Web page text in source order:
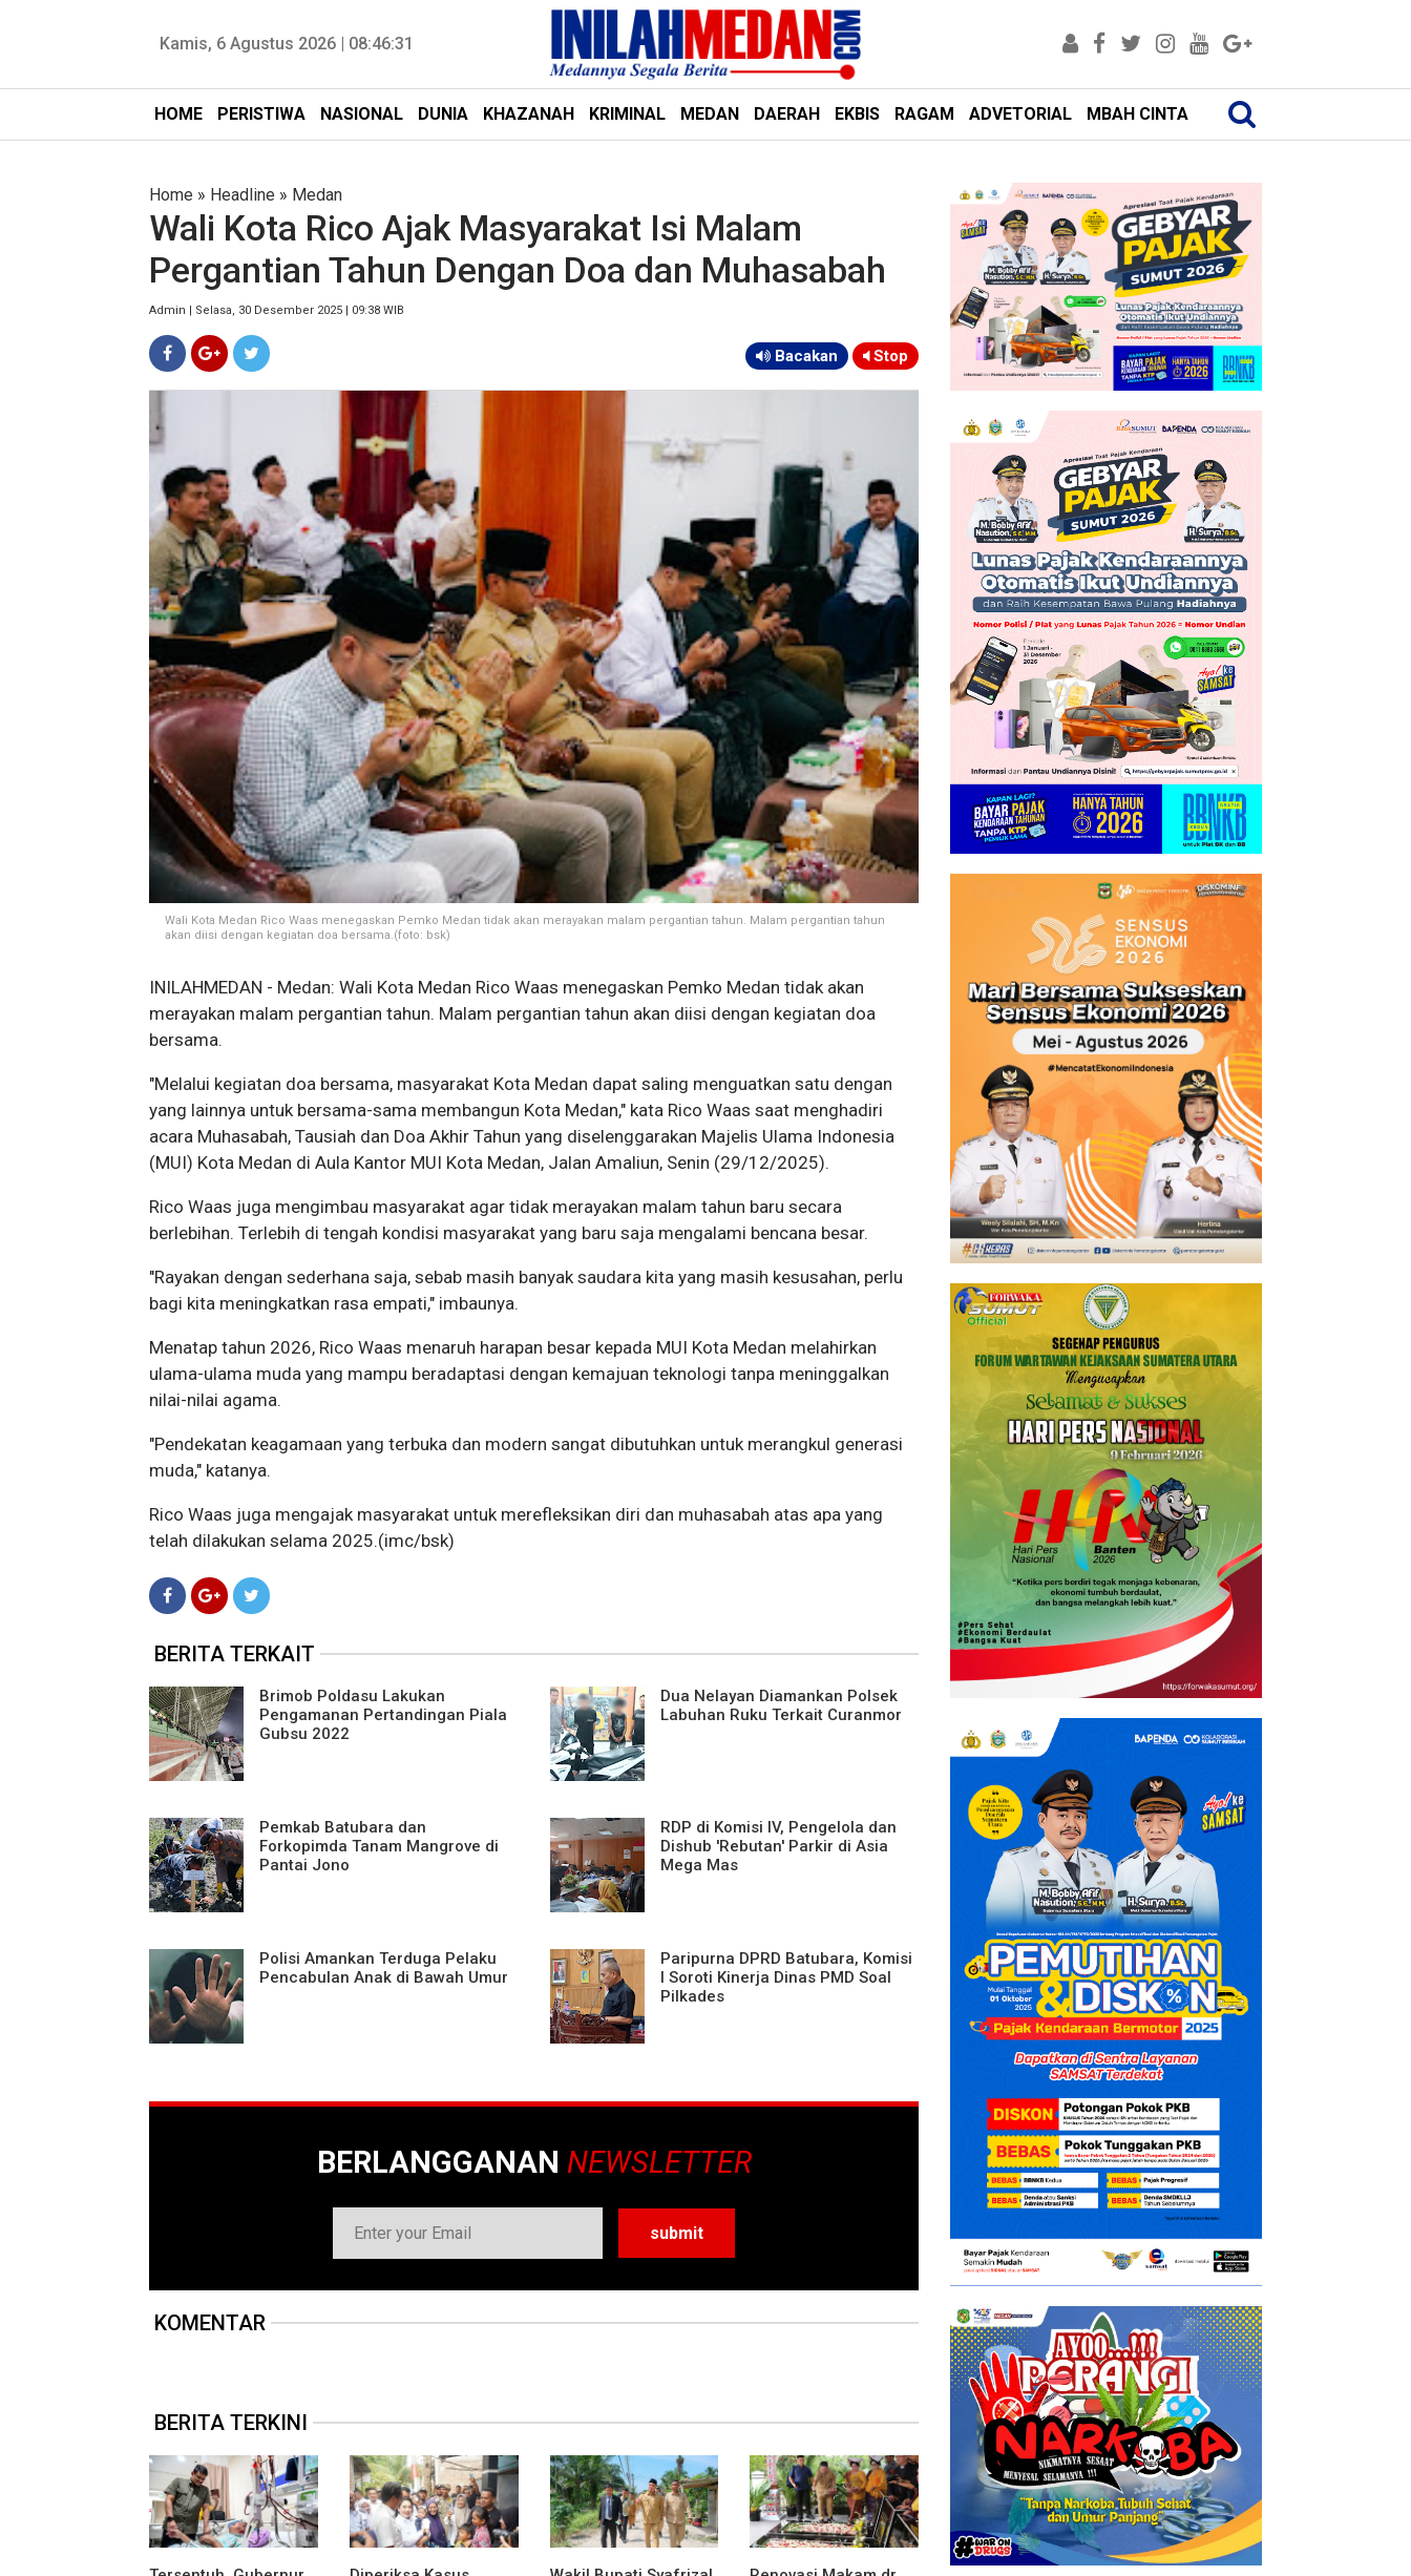
Kamis, 6 Agustus 2026 | 08:46:32
HOME PERISTIWA NASIONAL DUNIA KHAZANAH KRIMINAL MEDAN DAERAH EKBIS RAGAM ADVETORIAL MBAH CINTA
Home » Headline » Medan
Wali Kota Rico Ajak Masyarakat Isi Malam
Pergantian Tahun Dengan Doa dan Muhasabah
Admin | Selasa, 30 Desember 2025 | 09:38 WIB
Bacakan Stop
Wali Kota Medan Rico Waas menegaskan Pemko Medan tidak akan merayakan malam pergantian tahun. Malam pergantian tahun
akan diisi dengan kegiatan doa bersama.(foto: bsk)
INILAHMEDAN - Medan: Wali Kota Medan Rico Waas menegaskan Pemko Medan tidak akan
merayakan malam pergantian tahun. Malam pergantian tahun akan diisi dengan kegiatan doa
bersama.
"Melalui kegiatan doa bersama, masyarakat Kota Medan dapat saling menguatkan satu dengan
yang lainnya untuk bersama-sama membangun Kota Medan," kata Rico Waas saat menghadiri
acara Muhasabah, Tausiah dan Doa Akhir Tahun yang diselenggarakan Majelis Ulama Indonesia
(MUI) Kota Medan di Aula Kantor MUI Kota Medan, Jalan Amaliun, Senin (29/12/2025).
Rico Waas juga mengimbau masyarakat agar tidak merayakan malam tahun baru secara
berlebihan. Terlebih di tengah kondisi masyarakat yang baru saja mengalami bencana besar.
"Rayakan dengan sederhana saja, sebab masih banyak saudara kita yang masih kesusahan, perlu
bagi kita meningkatkan rasa empati," imbaunya.
Menatap tahun 2026, Rico Waas menaruh harapan besar kepada MUI Kota Medan melahirkan
ulama-ulama muda yang mampu beradaptasi dengan kemajuan teknologi tanpa meninggalkan
nilai-nilai agama.
"Pendekatan keagamaan yang terbuka dan modern sangat dibutuhkan untuk merangkul generasi
muda," katanya.
Rico Waas juga mengajak masyarakat untuk merefleksikan diri dan muhasabah atas apa yang
telah dilakukan selama 2025.(imc/bsk)
BERITA TERKAIT
Brimob Poldasu Lakukan
Pengamanan Pertandingan Piala
Gubsu 2022
Dua Nelayan Diamankan Polsek
Labuhan Ruku Terkait Curanmor
Pemkab Batubara dan
Forkopimda Tanam Mangrove di
Pantai Jono
RDP di Komisi IV, Pengelola dan
Dishub 'Rebutan' Parkir di Asia
Mega Mas
Polisi Amankan Terduga Pelaku
Pencabulan Anak di Bawah Umur
Paripurna DPRD Batubara, Komisi
I Soroti Kinerja Dinas PMD Soal
Pilkades
BERLANGGANAN NEWSLETTER
KOMENTAR
BERITA TERKINI